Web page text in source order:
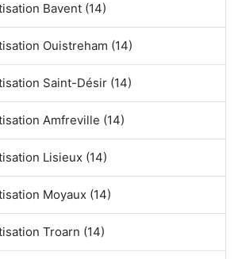
Bavent (14)
Ouistreham (14)
Saint-Désir (14)
Amfreville (14)
Lisieux (14)
Moyaux (14)
Troarn (14)